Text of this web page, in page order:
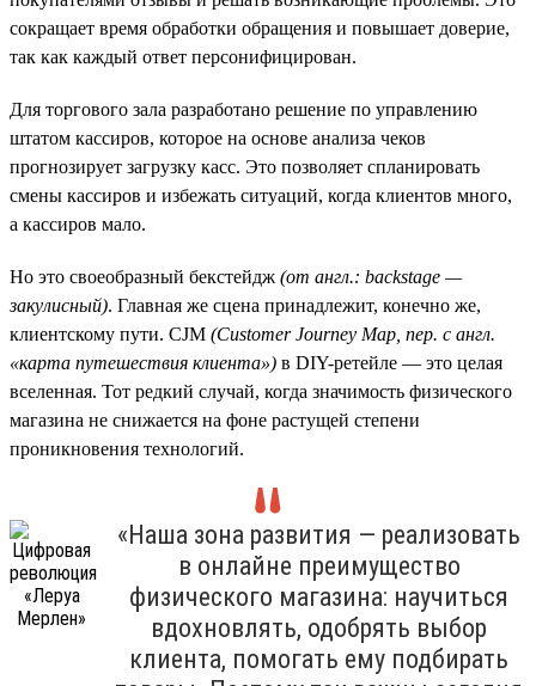
сокращает время обработки обращения и повышает доверие,
так как каждый ответ персонифицирован.
Для торгового зала разработано решение по управлению
штатом кассиров, которое на основе анализа чеков
прогнозирует загрузку касс. Это позволяет спланировать
смены кассиров и избежать ситуаций, когда клиентов много,
а кассиров мало.
Но это своеобразный бекстейдж (от англ.: backstage —
закулисный). Главная же сцена принадлежит, конечно же,
клиентскому пути. CJM (Customer Journey Map, пер. с англ.
«карта путешествия клиента») в DIY-ретейле — это целая
вселенная. Тот редкий случай, когда значимость физического
магазина не снижается на фоне растущей степени
проникновения технологий.
«Наша зона развития — реализовать
в онлайне преимущество
физического магазина: научиться
вдохновлять, одобрять выбор
клиента, помогать ему подбирать